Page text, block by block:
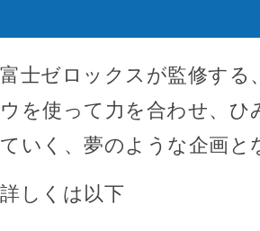
富士ゼロックスが監修する
ウを使って力を合わせ、ひ
ていく、夢のような企画と
詳しくは以下